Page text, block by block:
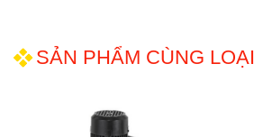
SẢN PHẨM CÙNG LOẠI